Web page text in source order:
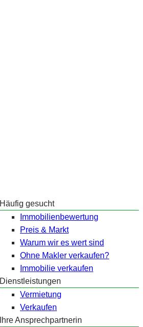
Häufig gesucht
Immobilienbewertung
Preis & Markt
Warum wir es wert sind
Ohne Makler verkaufen?
Immobilie verkaufen
Dienstleistungen
Vermietung
Verkaufen
Ihre Ansprechpartnerin